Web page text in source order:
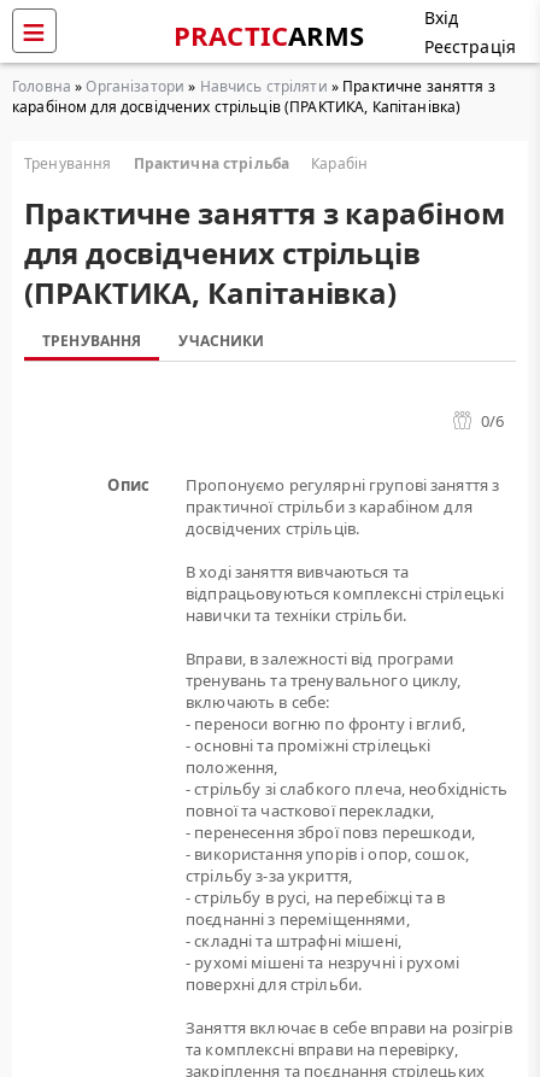
PRACTICARMS
Вхід
Реєстрація
Головна »Організатори » Навчись стріляти » Практичне заняття з
карабіном для досвідчених стрільців (ПРАКТИКА, Капітанівка)
Тренування Практична стрільба Карабін
Практичне заняття з карабіном
для досвідчених стрільців
(ПРАКТИКА, Капітанівка)
ТРЕНУВАННЯ УЧАСНИКИ
0/6
Опис
Пропонуємо регулярні групові заняття з
практичної стрільби з карабіном для
досвідчених стрільців.
В ході заняття вивчаються та
відпрацьовуються комплексні стрілецькі
навички та техніки стрільби.
Вправи, в залежності від програми
тренувань та тренувального циклу,
включають в себе:
- переноси вогню по фронту і вглиб,
- основні та проміжні стрілецькі
положення,
- стрільбу зі слабкого плеча, необхідність
повної та часткової перекладки,
- перенесення зброї повз перешкоди,
- використання упорів і опор, сошок,
стрільбу з-за укриття,
- стрільбу в русі, на перебіжці та в
поєднанні з переміщеннями,
- складні та штрафні мішені,
- рухомі мішені та незручні і рухомі
поверхні для стрільби.
Заняття включає в себе вправи на розігрів
та комплексні вправи на перевірку,
закріплення та поєднання стрілецьких